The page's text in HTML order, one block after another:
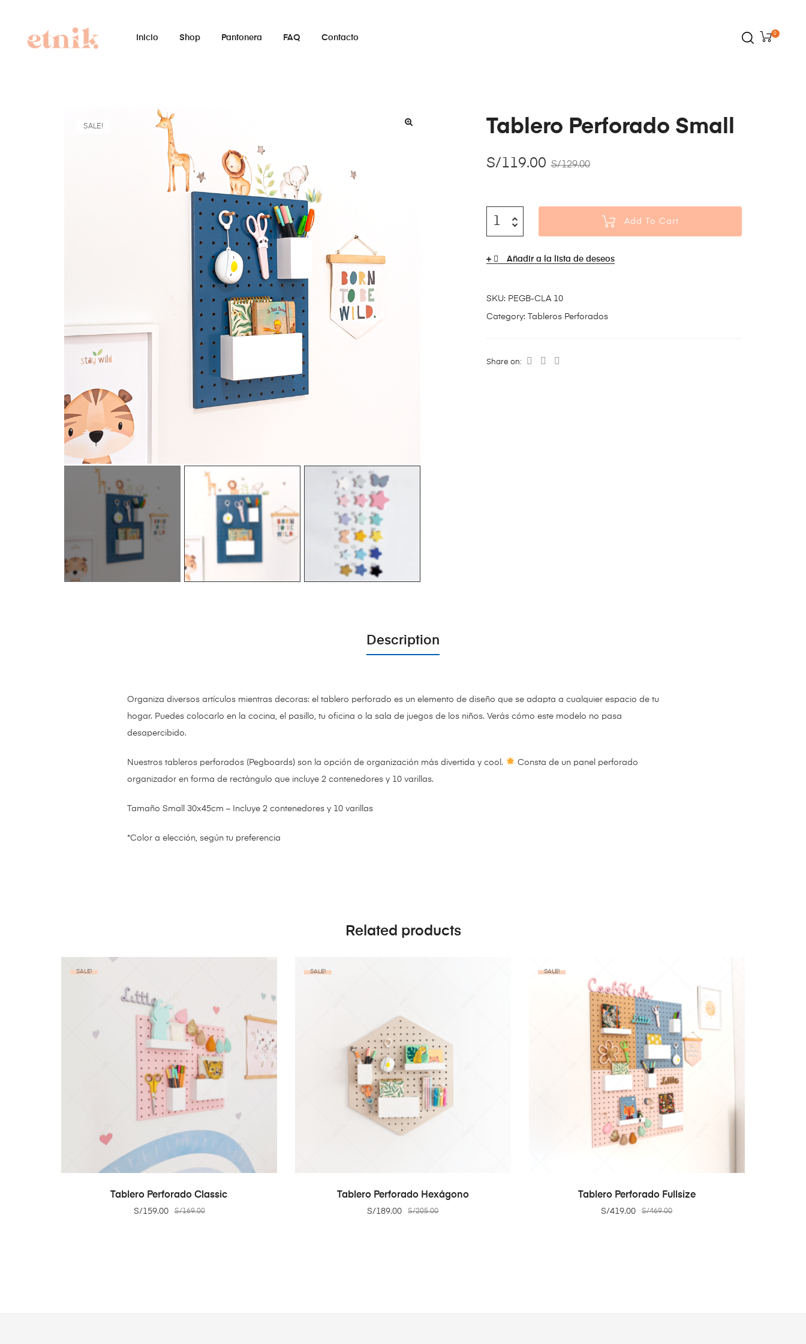
Inicio Shop Pantonera FAQ Contacto
0
SALE! Tablero Perforado Small
S/129.00
S/119.00
Add To Cart
Añadir a la lista de deseos
SKU: PEGB-CLA 10
Category: Tableros Perforados
Share on:
Description
Organiza diversos artículos mientras decoras: el tablero perforado es un elemento de diseño que se adapta a cualquier espacio de tu
hogar. Puedes colocarlo en la cocina, el pasillo, tu oficina o la sala de juegos de los niños. Verás cómo este modelo no pasa
desapercibido.
Nuestros tableros perforados (Pegboards) son la opción de organización más divertida y cool.
Consta de un panel perforado
organizador en forma de rectángulo que incluye 2 contenedores y 10 varillas.
Tamaño Small 30x45cm – Incluye 2 contenedores y 10 varillas
*Color a elección, según tu preferencia
Related products
SALE!
ADD TO CART
Tablero Perforado Classic
S/169.00
S/159.00
SALE!
ADD TO CART
Tablero Perforado Hexágono
S/205.00
S/189.00
SALE!
ADD TO CART
Tablero Perforado Fullsize
S/469.00
S/419.00